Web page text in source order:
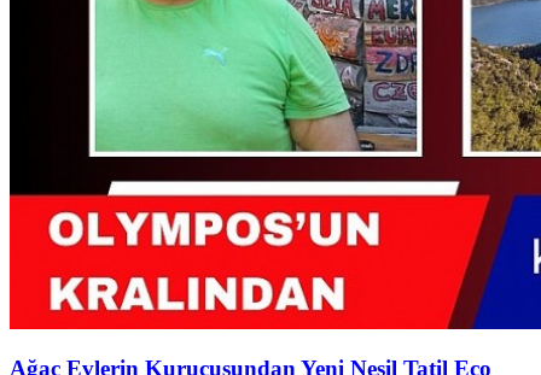
Ağaç Evlerin Kurucusundan Yeni Nesil Tatil Eco